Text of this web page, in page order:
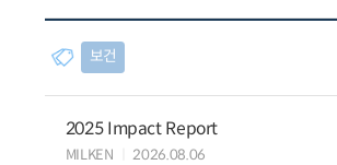
보건
2025 Impact Report
MILKEN 2026.08.06